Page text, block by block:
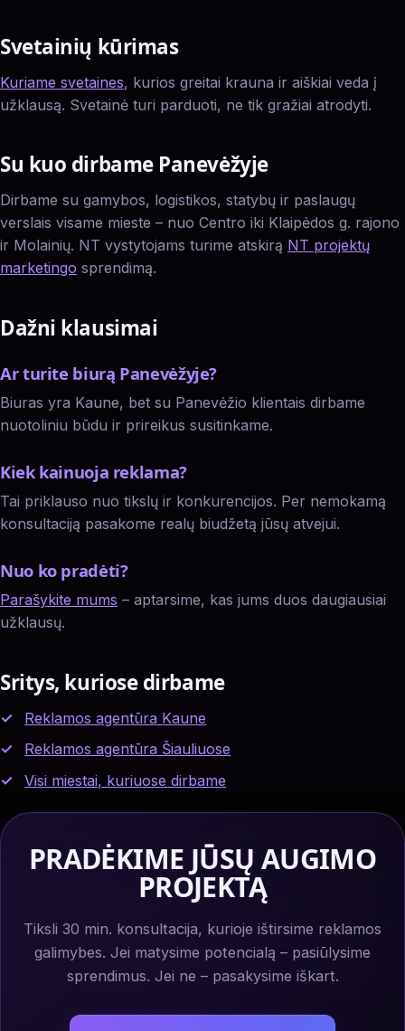
Svetainių kūrimas
Kuriame svetaines, kurios greitai krauna ir aiškiai veda į
užklausą. Svetainė turi parduoti, ne tik gražiai atrodyti.
Su kuo dirbame Panevėžyje
Dirbame su gamybos, logistikos, statybų ir paslaugų
verslais visame mieste – nuo Centro iki Klaipėdos g. rajono
ir Molainių. NT vystytojams turime atskirą NT projektų
marketingo sprendimą.
Dažni klausimai
Ar turite biurą Panevėžyje?
Biuras yra Kaune, bet su Panevėžio klientais dirbame
nuotoliniu būdu ir prireikus susitinkame.
Kiek kainuoja reklama?
Tai priklauso nuo tikslų ir konkurencijos. Per nemokamą
konsultaciją pasakome realų biudžetą jūsų atvejui.
Nuo ko pradėti?
Parašykite mums – aptarsime, kas jums duos daugiausiai
užklausų.
Sritys, kuriose dirbame
Reklamos agentūra Kaune
Reklamos agentūra Šiauliuose
Visi miestai, kuriuose dirbame
PRADĖKIME JŪSŲ AUGIMO
PROJEKTĄ
Tiksli 30 min. konsultacija, kurioje ištirsime reklamos
galimybes. Jei matysime potencialą – pasiūlysime
sprendimus. Jei ne – pasakysime iškart.